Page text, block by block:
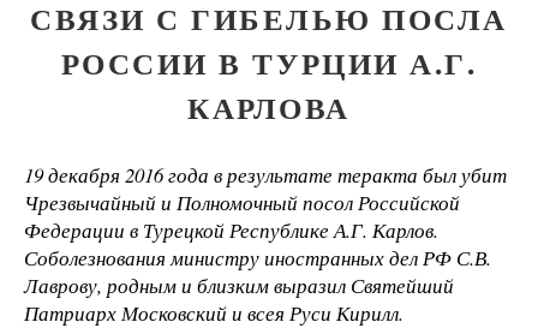
СВЯЗИ С ГИБЕЛЬЮ ПОСЛА
РОССИИ В ТУРЦИИ А.Г.
КАРЛОВА
19 декабря 2016 года в результате теракта был убит
Чрезвычайный и Полномочный посол Российской
Федерации в Турецкой Республике А.Г. Карлов.
Соболезнования министру иностранных дел РФ С.В.
Лаврову, родным и близким выразил Святейший
Патриарх Московский и всея Руси Кирилл.